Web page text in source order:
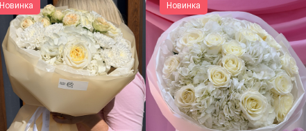
Новинка Новинка